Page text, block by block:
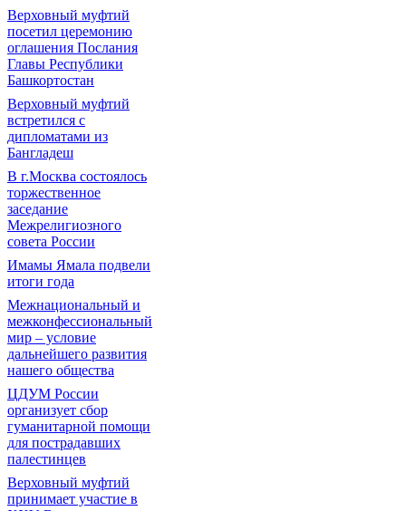
Верховный муфтий
посетил церемонию
оглашения Послания
Главы Республики
Башкортостан
Верховный муфтий
встретился с
дипломатами из
Бангладеш
В г.Москва состоялось
торжественное
заседание
Межрелигиозного
совета России
Имамы Ямала подвели
итоги года
Межнациональный и
межконфессиональный
мир – условие
дальнейшего развития
нашего общества
ЦДУМ России
организует сбор
гуманитарной помощи
для пострадавших
палестинцев
Верховный муфтий
принимает участие в